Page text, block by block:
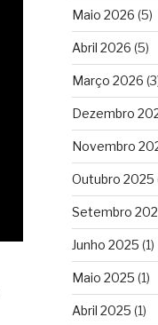
Maio 2026 (5)
Abril 2026 (5)
Março 2026
Dezembro
Novembro
Outubro 2025
Setembro
Junho 2025 (1)
Maio 2025 (1)
Abril 2025 (1)